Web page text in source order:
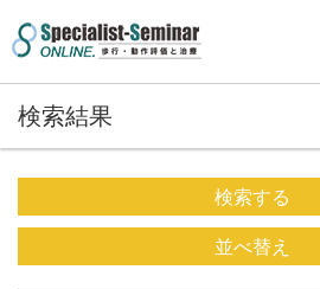
検索結果
検索する
並べ替え